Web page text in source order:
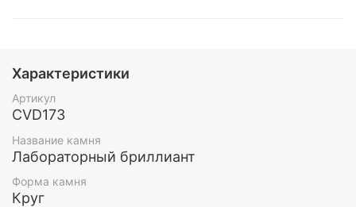
Характеристики
Артикул
CVD173
Название камня
Лабораторный бриллиант
Форма камня
Круг